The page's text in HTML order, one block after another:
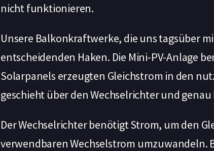
nicht funktionieren.
Unsere Balkonkraftwerke, die uns tagsüber
entscheidenden Haken. Die Mini-PV-Anlage
Solarpanels erzeugten Gleichstrom in den
geschieht über den Wechselrichter und
Der Wechselrichter benötigt Strom, um den
verwendbaren Wechselstrom umzuwandeln.